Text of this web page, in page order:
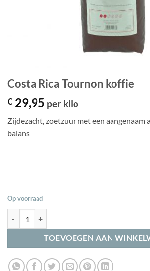
Costa Rica Tournon koffie
€ 29,95 per kilo
Zijdezacht, zoetzuur met een aangenaam
balans
Op voorraad
TOEVOEGEN AAN